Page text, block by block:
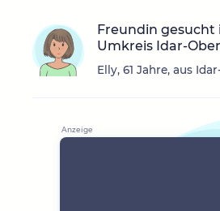
Freundin gesucht
Umkreis Idar-
Elly, 61 Jahre, aus